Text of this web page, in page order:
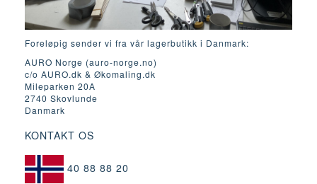
Foreløpig sender vi fra vår lagerbutikk i Danmark:
AURO Norge (auro-norge.no)
c/o AURO.dk & Økomaling.dk
Mileparken 20A
2740 Skovlunde
Danmark
KONTAKT OS
40 88 88 20